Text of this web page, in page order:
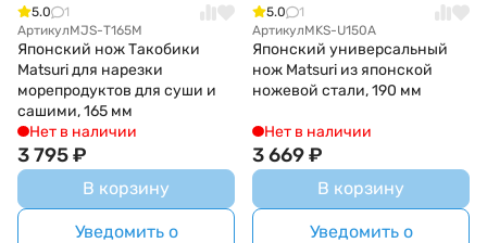
5.0
1
АртикулMJS-Т165M
Японский нож Такобики
Matsuri для нарезки
морепродуктов для суши и
сашими, 165 мм
Нет в наличии
3 795₽
В корзину
Уведомить о
5.0
1
АртикулMKS-U150A
Японский универсальный
нож Matsuri из японской
ножевой стали, 190 мм
Нет в наличии
3 669₽
В корзину
Уведомить о